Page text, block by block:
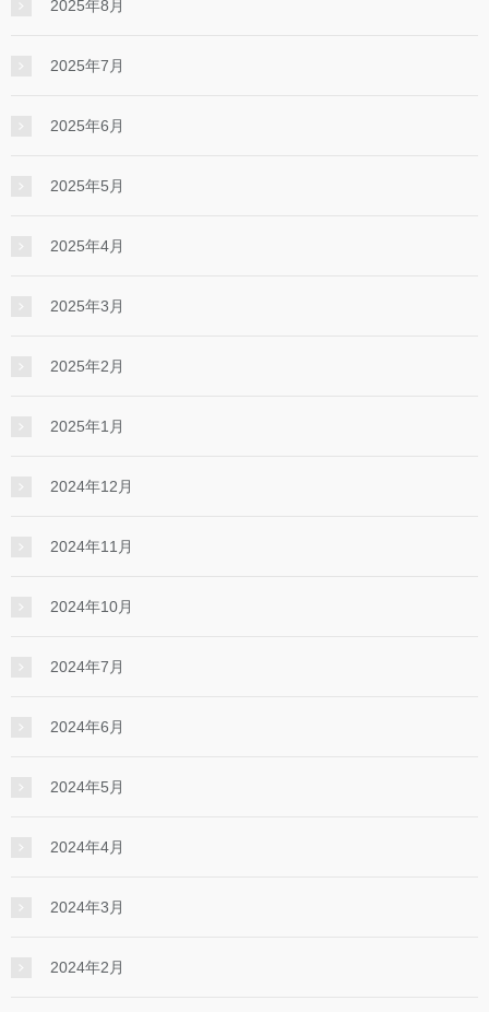
2025年8月
2025年7月
2025年6月
2025年5月
2025年4月
2025年3月
2025年2月
2025年1月
2024年12月
2024年11月
2024年10月
2024年7月
2024年6月
2024年5月
2024年4月
2024年3月
2024年2月